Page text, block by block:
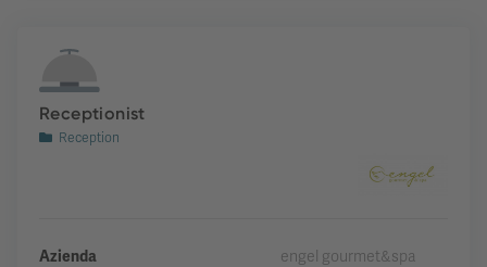
Receptionist
Reception
Azienda
engel gourmet&spa